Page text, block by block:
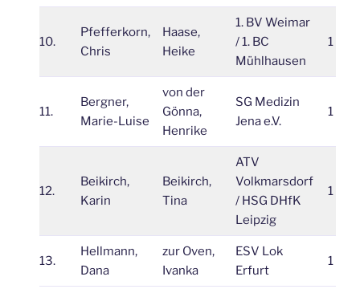
10.
Pfefferkorn,
Chris
Haase,
Heike
1. BV Weimar
/ 1. BC
Mühlhausen
1
11.
Bergner,
Marie-Luise
von der
Gönna,
Henrike
SG Medizin
Jena e.V.
1
12.
Beikirch,
Karin
Beikirch,
Tina
ATV
Volkmarsdorf
/ HSG DHfK
Leipzig
1
13.
Hellmann,
Dana
zur Oven,
Ivanka
ESV Lok
Erfurt
1